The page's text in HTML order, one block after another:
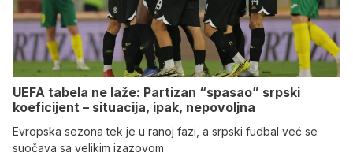
UEFA tabela ne laže: Partizan “spasao” srpski
koeficijent – situacija, ipak, nepovoljna
Evropska sezona tek je u ranoj fazi, a srpski fudbal već se
suočava sa velikim izazovom